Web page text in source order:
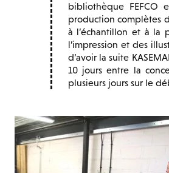
bibliothèque FEFCO
production complètes
à l’échantillon et à la
l’impression et des
d’avoir la suite
10 jours entre la
plusieurs jours sur le